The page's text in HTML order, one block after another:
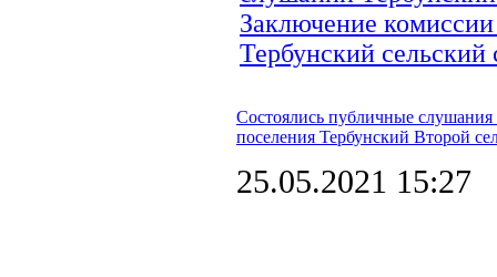
Заключение
Тербунский сельский
Состоялись публичные слушания
поселения Тербунский Второй
25.05.2021 15:27